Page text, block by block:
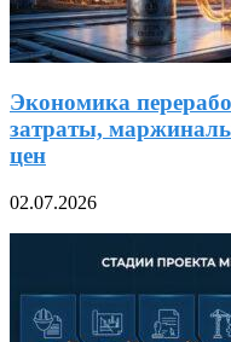
Экономика
затраты,
цен
02.07.2026